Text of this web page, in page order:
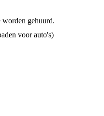
gehuurd.
voor auto's)